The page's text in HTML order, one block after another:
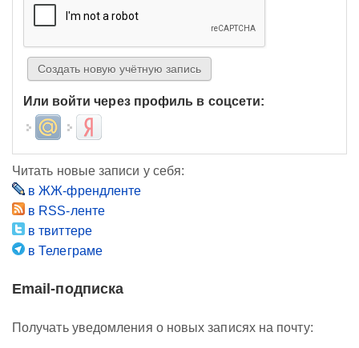
Или войти через профиль в соцсети:
Login with Mail.ruLogin with Яндекс
Читать новые записи у себя:
в ЖЖ-френдленте
в RSS-ленте
в твиттере
в Телеграме
Email-подписка
Получать уведомления о новых записях на почту: